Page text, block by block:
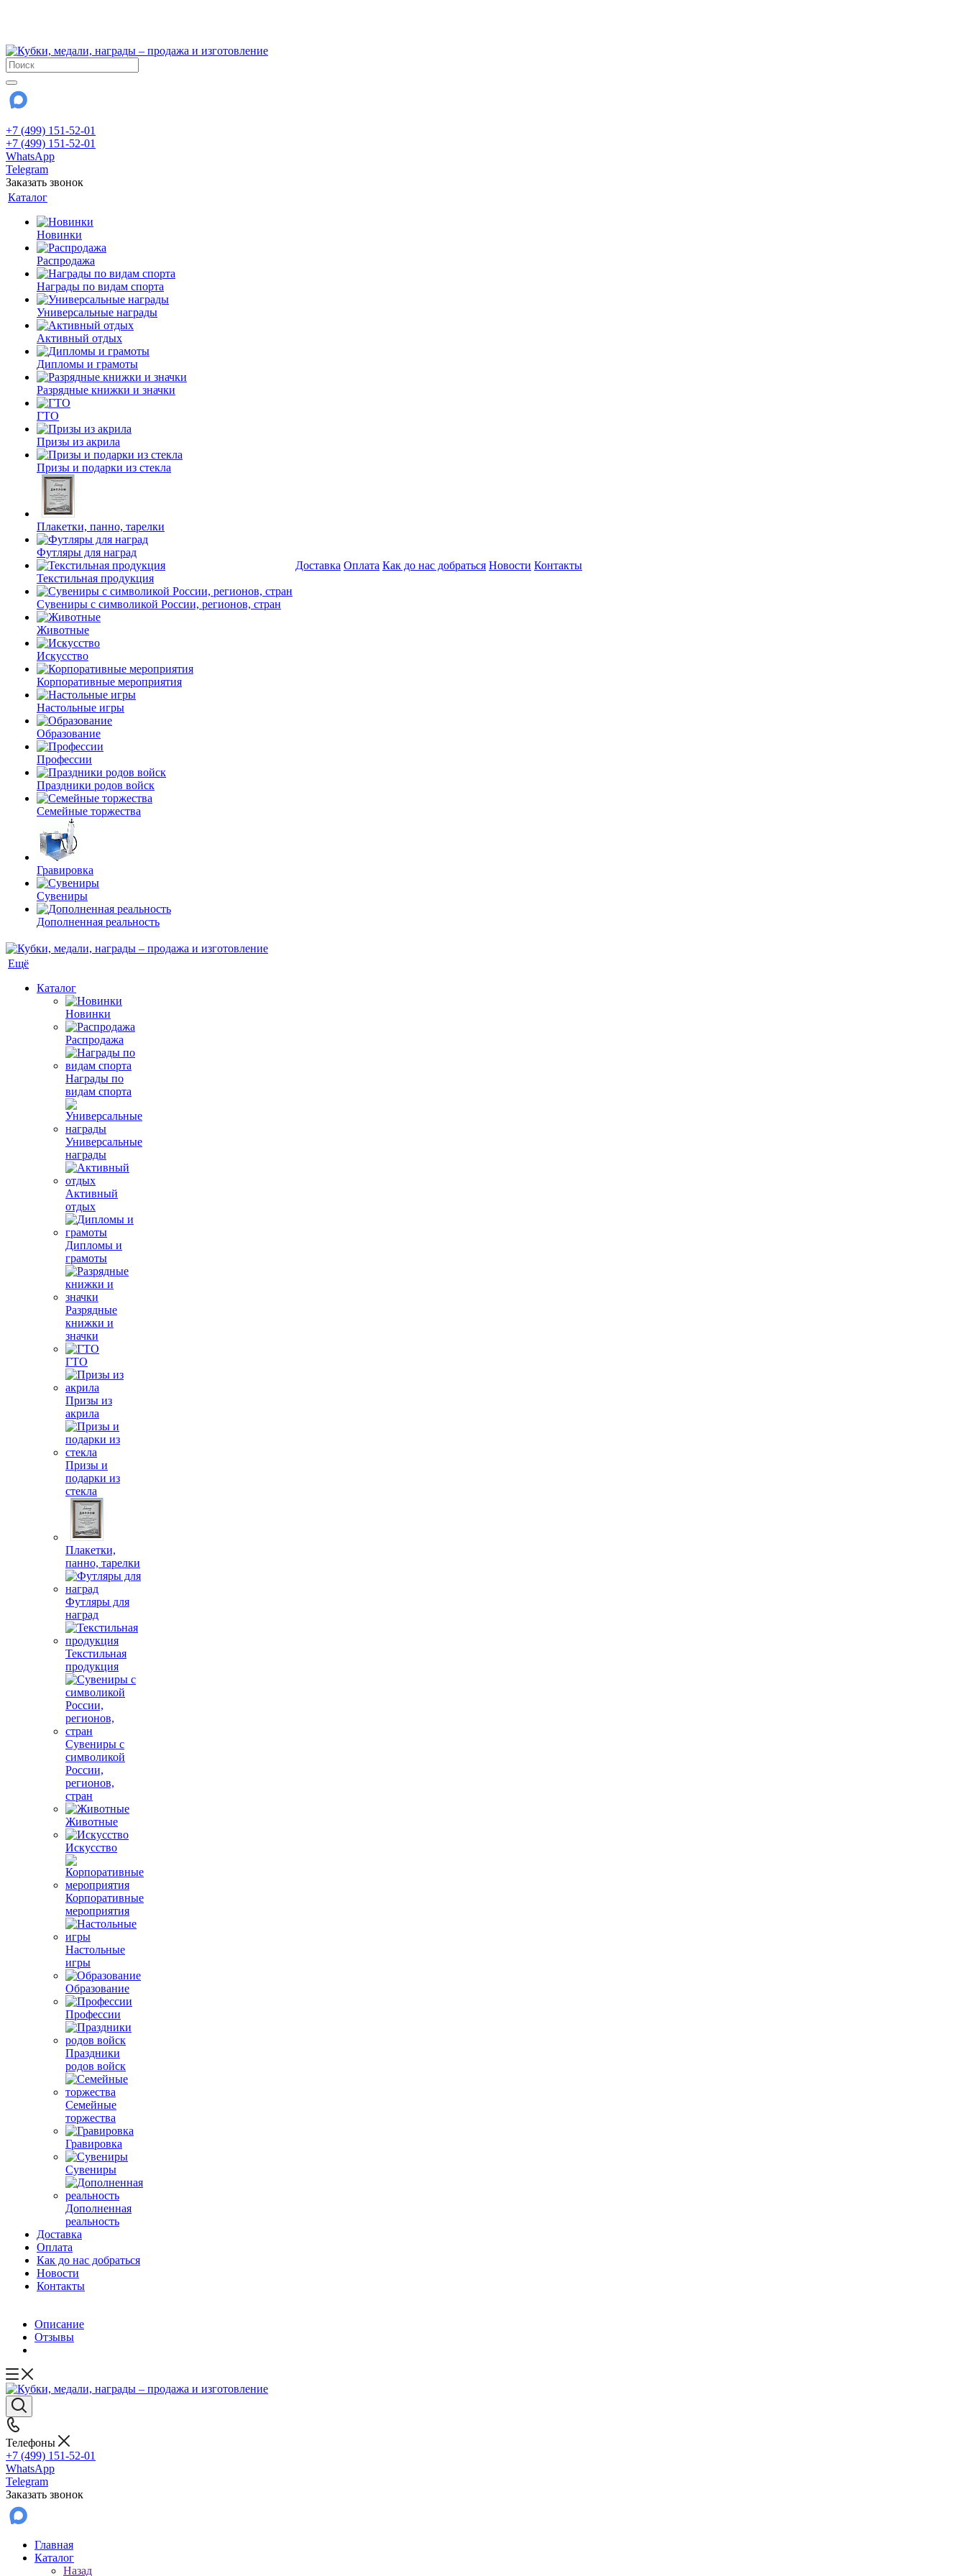
+7 (499) 151-52-01
+7 (499) 151-52-01
WhatsApp
Telegram
Заказать звонок
Каталог
Новинки
Распродажа
Награды по видам спорта
Универсальные награды
Активный отдых
Дипломы и грамоты
Разрядные книжки и значки
ГТО
Призы из акрила
Призы и подарки из стекла
Плакетки, панно, тарелки
Футляры для наград
Текстильная продукция
Сувениры с символикой России, регионов, стран
Животные
Искусство
Корпоративные мероприятия
Настольные игры
Образование
Профессии
Праздники родов войск
Семейные торжества
Гравировка
Сувениры
Дополненная реальность
Доставка Оплата Как до нас добраться Новости Контакты
Ещё
Каталог
Новинки
Распродажа
Награды по
видам спорта
Универсальные
награды
Активный
отдых
Дипломы и
грамоты
Разрядные
книжки и
значки
ГТО
Призы из
акрила
Призы и
подарки из
стекла
Плакетки,
панно, тарелки
Футляры для
наград
Текстильная
продукция
Сувениры с
символикой
России,
регионов,
стран
Животные
Искусство
Корпоративные
мероприятия
Настольные
игры
Образование
Профессии
Праздники
родов войск
Семейные
торжества
Гравировка
Сувениры
Дополненная
реальность
Доставка
Оплата
Как до нас добраться
Новости
Контакты
Описание
Отзывы
Телефоны
+7 (499) 151-52-01
WhatsApp
Telegram
Заказать звонок
Главная
Каталог
Назад